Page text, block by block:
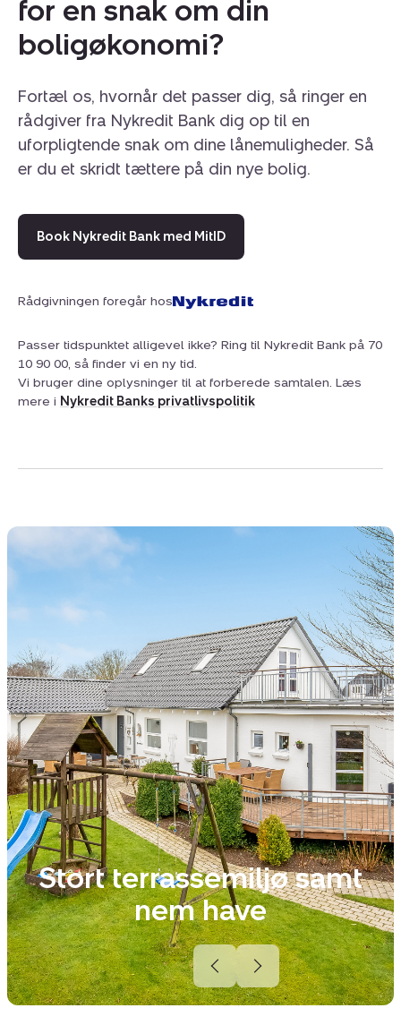
for en snak om din
boligøkonomi?
Fortæl os, hvornår det passer dig, så ringer en
rådgiver fra Nykredit Bank dig op til en
uforpligtende snak om dine lånemuligheder. Så
er du et skridt tættere på din nye bolig.
Book Nykredit Bank med MitID
Rådgivningen foregår hos
Passer tidspunktet alligevel ikke? Ring til Nykredit Bank på 70
10 90 00, så finder vi en ny tid.
Vi bruger dine oplysninger til at forberede samtalen. Læs
mere i Nykredit Banks privatlivspolitik
Stort terrassemiljø samt
nem have